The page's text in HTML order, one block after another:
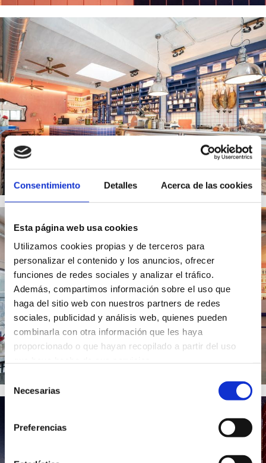
Consentimiento Detalles Acerca de las cookies
Esta página web usa cookies
Utilizamos cookies propias y de terceros para
personalizar el contenido y los anuncios, ofrecer
funciones de redes sociales y analizar el tráfico.
Además, compartimos información sobre el uso que
haga del sitio web con nuestros partners de redes
sociales, publicidad y análisis web, quienes pueden
combinarla con otra información que les haya
proporcionado o que hayan recopilado a partir del uso
Selección
Necesarias
Preferencias